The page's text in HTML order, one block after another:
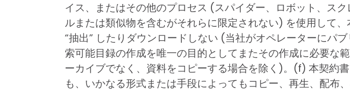
イス、またはその他のプロセス (スパイダー、ロボット、ス
ルまたは類似物を含むがそれらに限定されない) を使用して
“抽出” したりダウンロードしない (当社がオペレーターにパ
索可能目録の作成を唯一の目的としてまたその作成に必要
ーカイブでなく、資料をコピーする場合を除く)。(f) 本契約
も、いかなる形式または手段によってもコピー、再生、配布